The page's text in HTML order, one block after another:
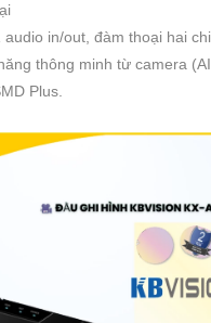
audio in/out, đàm thoại hai
thông minh từ camera
Plus.